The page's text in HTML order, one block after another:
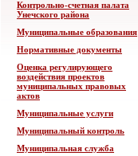
Контрольно-счетная палата
Унечского района
Муниципальные образования
Нормативные документы
Оценка регулирующего
воздействия проектов
муниципальных правовых
актов
Муниципальные услуги
Муниципальный контроль
Муниципальная служба